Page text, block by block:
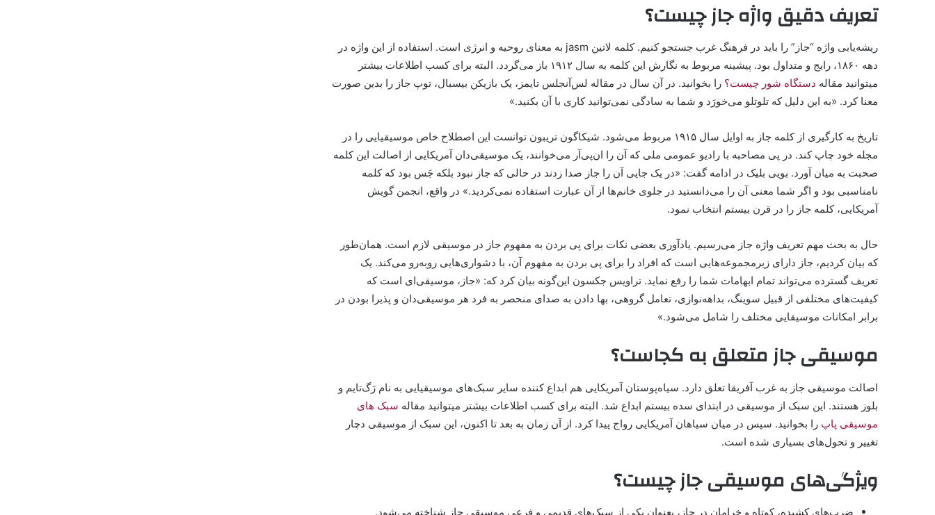
تعریف دقیق واژه جاز چیست؟
ریشه‌یابی واژه “جاز” را باید در فرهنگ غرب جستجو کنیم. کلمه لاتین jasm به معنای روحیه و انرژی است. استفاده از این واژه در
دهه ۱۸۶۰، رایج و متداول بود. پیشینه مربوط به نگارش این کلمه به سال ۱۹۱۲ باز می‌گردد. البته برای کسب اطلاعات بیشتر
میتوانید مقاله دستگاه شور چیست؟را بخوانید. در آن سال در مقاله لس‌آنجلس تایمز، یک بازیکن بیسبال، توپ جاز را بدین صورت
معنا کرد. «به این دلیل که تلوتلو می‌خورَد و شما به سادگی نمی‌توانید کاری با آن بکنید.»
تاریخ به کارگیری از کلمه جاز به اوایل سال ۱۹۱۵ مربوط می‌شود. شیکاگون تریبون توانست این اصطلاح خاص موسیقیایی را در
مجله خود چاپ کند. در پی مصاحبه با رادیو عمومی ملی که آن را ان‌پی‌آر می‌خوانند، یک موسیقی‌دان آمریکایی از اصالت این کلمه
صحبت به میان آورد. بویی بلیک در ادامه گفت: «در یک جایی آن را جاز صدا زدند در حالی که جاز نبود بلکه جَس بود که کلمه
نامناسبی بود و اگر شما معنی آن را می‌دانستید در جلوی خانم‌ها از آن عبارت استفاده نمی‌کردید.» در واقع، انجمن گویش
آمریکایی، کلمه جاز را در قرن بیستم انتخاب نمود.
حال به بحث مهم تعریف واژه جاز می‌رسیم. یادآوری بعضی نکات برای پی بردن به مفهوم جاز در موسیقی لازم است. همان‌طور
که بیان کردیم، جاز دارای زیرمجموعه‌هایی است که افراد را برای پی بردن به مفهوم آن، با دشواری‌هایی روبه‌رو می‌کند. یک
تعریف گسترده می‌تواند تمام ابهامات شما را رفع نماید. تراویس جکسون این‌گونه بیان کرد که: «جاز، موسیقی‌ای است که
کیفیت‌های مختلفی از قبیل سوینگ، بداهه‌نوازی، تعامل گروهی، بها دادن به صدای منحصر به فرد هر موسیقی‌دان و پذیرا بودن در
برابر امکانات موسیقایی مختلف را شامل می‌شود.»
موسیقی جاز متعلق به کجاست؟
اصالت موسیقی جاز به غرب آفریقا تعلق دارد. سیاه‌پوستان آمریکایی هم ابداع کننده سایر سبک‌های موسیقیایی به نام رَگ‌تایم و
بلوز هستند. این سبک از موسیقی در ابتدای سده بیستم ابداع شد. البته برای کسب اطلاعات بیشتر میتوانید مقاله سبک های
موسیقی پاپرا بخوانید. سپس در میان سیاهان آمریکایی رواج پیدا کرد. از آن زمان به بعد تا اکنون، این سبک از موسیقی دچار
تغییر و تحول‌های بسیاری شده است.
ویژگی‌های موسیقی جاز چیست؟
ضرب‌های کشیده، کوتاه و خرامان در جاز، بعنوان یکی از سبک‌های قدیمی و فرعی موسیقی جاز شناخته می‌شود.